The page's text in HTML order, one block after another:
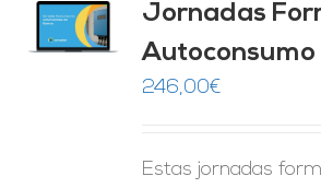
Jornadas
Autoconsumo
246,00€
Estas jornadas